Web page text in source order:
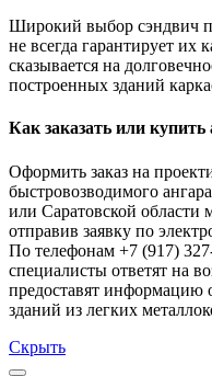
Широкий выбор сэндвич
не всегда гарантирует их
сказывается на
построенных зданий
Как заказать или
Оформить заказ на
быстровозводимого
или Саратовской
отправив заявку по
По телефонам +7 (917)
специалисты ответят на
предоставят информацию
зданий из легких
Скрыть